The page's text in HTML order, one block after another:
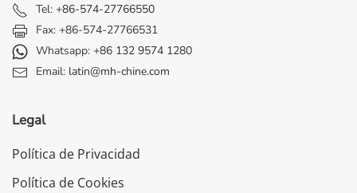
Tel: +86-574-27766550
Fax: +86-574-27766531
Whatsapp: +86 132 9574 1280
Email: latin@mh-chine.com
Legal
Política de Privacidad
Política de Cookies